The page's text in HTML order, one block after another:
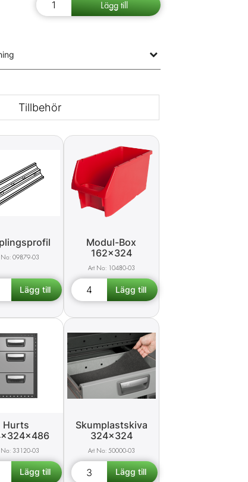
Tillbehör
09879-03
Modul-Box
162x324
10480-03
Hurts
33120-03
Skumplastskiva
324x324
50000-03